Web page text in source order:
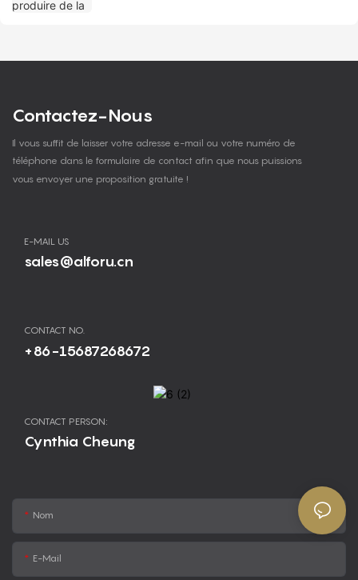
Contactez-Nous
Il vous suffit de laisser votre adresse e-mail ou votre numéro de
téléphone dans le formulaire de contact afin que nous puissions
vous envoyer une proposition gratuite !
E-MAIL US
sales@alforu.cn
CONTACT NO.
+86-15687268672
CONTACT PERSON:
Cynthia Cheung
Nom
E-Mail